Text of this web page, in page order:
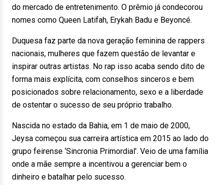
do mercado de entretenimento. O prêmio já condecorou
nomes como Queen Latifah, Erykah Badu e Beyoncé.
Duquesa faz parte da nova geração feminina de rappers
nacionais, mulheres que fazem questão de levantar e
inspirar outras artistas. No rap isso acaba sendo dito de
forma mais explícita, com conselhos sinceros e bem
posicionados sobre relacionamento, sexo e a liberdade
de ostentar o sucesso de seu próprio trabalho.
Nascida no estado da Bahia, em 1 de maio de 2000,
Jeysa começou sua carreira artística em 2015 ao lado do
grupo feirense ‘Sincronia Primordial’. Veio de uma família
onde a mãe sempre a incentivou a gerenciar bem o
dinheiro e batalhar pelo sucesso.